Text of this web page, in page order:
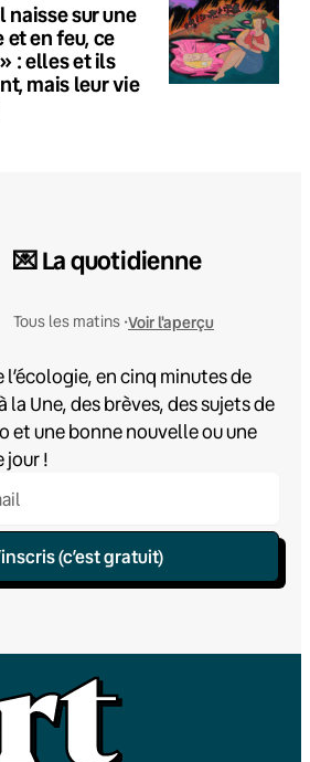
naisse sur une
en feu, ce
: elles et ils
mais leur vie
💌 La quotidienne
Tous les matins •Voir l'aperçu
l’écologie, en cinq minutes de
la Une, des brèves, des sujets de
et une bonne nouvelle ou une
jour !
(c’est gratuit)